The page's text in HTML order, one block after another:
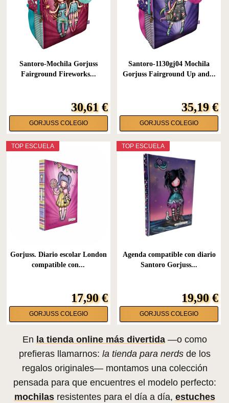
Santoro-Mochila Gorjuss
Fairground Fireworks...
30,61 €
GORJUSS COLEGIO
Santoro-1130gj04 Mochila
Gorjuss Fairground Up and...
35,19 €
GORJUSS COLEGIO
TOP ESCUELA
Gorjuss. Diario escolar London
compatible con...
17,90 €
GORJUSS COLEGIO
TOP ESCUELA
Agenda compatible con diario
Santoro Gorjuss...
19,90 €
GORJUSS COLEGIO
En la tienda online más divertida—o como
prefieras llamarnos: la tienda para nerdsde los
regalos originales— montamos una colección
pensada para que encuentres el modelo perfecto:
mochilasresistentes para el día a día, estuches